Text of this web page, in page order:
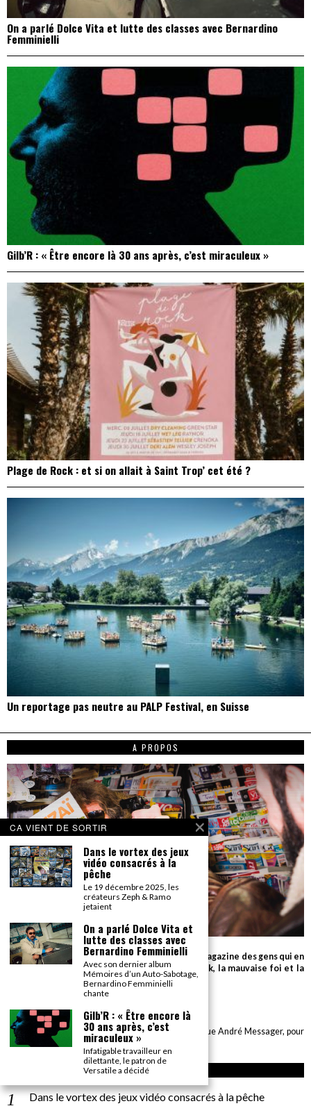
On a parlé Dolce Vita et lutte des classes avec Bernardino
Femminielli
Gilb’R : « Être encore là 30 ans après, c’est miraculeux »
Plage de Rock : et si on allait à Saint Trop’ cet été ?
Un reportage pas neutre au PALP Festival, en Suisse
A PROPOS
Parce que seul le détail compte, Gonzaï est le magazine des gens qui en
savent beaucoup sur très peu de choses (le rock, la mauvaise foi et la
cuisson des biftecks).
Edité par GONZAÏ MEDIA. Pour tout envoi : CBE, 6 rue André Messager, pour
GONZAÏ, 75018 Paris
ARTICLES RÉCENTS
Dans le vortex des jeux vidéo consacrés à la pêche
CA VIENT DE SORTIR
Dans le vortex des jeux
vidéo consacrés à la
pêche
Le 19 décembre 2025, les
créateurs Zeph & Ramo
jetaient
On a parlé Dolce Vita et
lutte des classes avec
Bernardino Femminielli
Avec son dernier album
Mémoires d’un Auto-Sabotage,
Bernardino Femminielli
chante
Gilb’R : « Être encore là
30 ans après, c’est
miraculeux »
Infatigable travailleur en
dilettante, le patron de
Versatile a décidé